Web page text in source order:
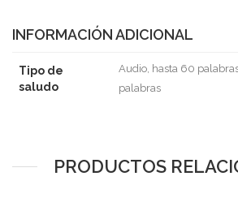
INFORMACIÓN ADICIONAL
Tipo de
saludo
Audio, hasta 60
palabras
PRODUCTOS